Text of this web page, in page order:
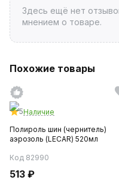
Здесь ещё нет
мнением о товаре.
Похожие товары
5Наличие
Полироль шин (чернитель)
аэрозоль (LECAR) 520мл
Код 82990
513 ₽